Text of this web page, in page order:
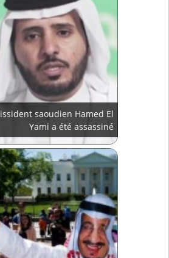
saoudien Hamed El
Yami a été assassiné